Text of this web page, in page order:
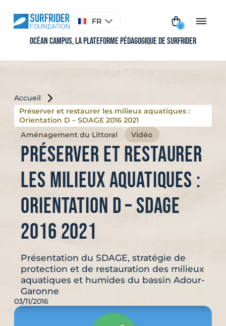
contenu
Choisir
une
FR
0
Océan Campus, La plateforme pédagogique de Surfrider
Accueil
Préserver et restaurer les milieux aquatiques :
Orientation D – SDAGE 2016 2021
Aménagement du Littoral
Vidéo
Préserver et restaurer
les milieux aquatiques :
Orientation D – SDAGE
2016 2021
Présentation du SDAGE, stratégie de
protection et de restauration des milieux
aquatiques et humides du bassin Adour-
Garonne
03/11/2016